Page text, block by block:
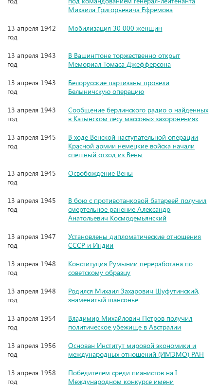
Михаила Григорьевича Ефремова
13 апреля 1942
год
Мобилизация 30 000 женщин
13 апреля 1943
год
В Вашингтоне торжественно открыт
Мемориал Томаса Джефферсона
13 апреля 1943
год
Белорусские партизаны провели
Белыничскую операцию
13 апреля 1943
год
Сообщение берлинского радио о найденных
в Катынском лесу массовых захоронениях
13 апреля 1945
год
В ходе Венской наступательной операции
Красной армии немецкие войска начали
спешный отход из Вены
13 апреля 1945
год
Освобождение Вены
13 апреля 1945
год
В бою с противотанковой батареей получил
смертельное ранение Александр
Анатольевич Космодемьянский
13 апреля 1947
год
Установлены дипломатические отношения
СССР и Индии
13 апреля 1948
год
Конституция Румынии переработана по
советскому образцу
13 апреля 1948
год
Родился Михаил Захарович Шуфутинский,
знаменитый шансонье
13 апреля 1954
год
Владимир Михайлович Петров получил
политическое убежище в Австралии
13 апреля 1956
год
Основан Институт мировой экономики и
международных отношений (ИМЭМО) РАН
13 апреля 1958
год
Победителем среди пианистов на I
Международном конкурсе имени